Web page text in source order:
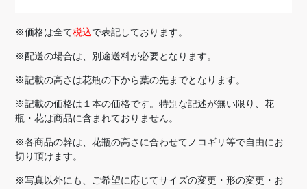
※価格は全て税込で表記しております。
※配送の場合は、別途送料が必要となります。
※記載の高さは花瓶の下から葉の先までとなります。
※記載の価格は１本の価格です。特別な記述が無い限り、花
瓶・花は商品に含まれておりません。
※各商品の幹は、花瓶の高さに合わせてノコギリ等で自由にお
切り頂けます。
※写真以外にも、ご希望に応じてサイズの変更・形の変更・お